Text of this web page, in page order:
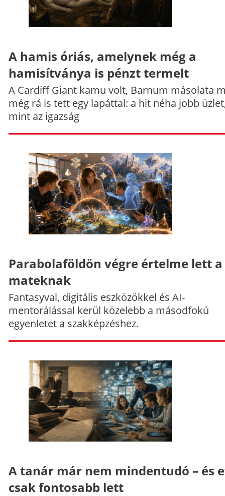
A hamis óriás, amelynek még a
hamisítványa is pénzt termelt
A Cardiff Giant kamu volt, Barnum másolata
még rá is tett egy lapáttal: a hit néha jobb
mint az igazság
Parabolaföldön végre értelme lett a
mateknak
Fantasyval, digitális eszközökkel és AI-
mentorálással kerül közelebb a másodfokú
egyenletet a szakképzéshez.
A tanár már nem mindentudó – és
csak fontosabb lett